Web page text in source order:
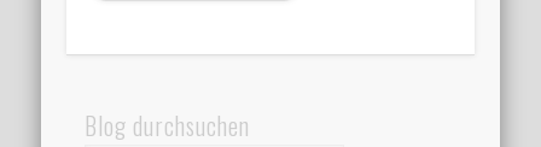
Blog durchsuchen